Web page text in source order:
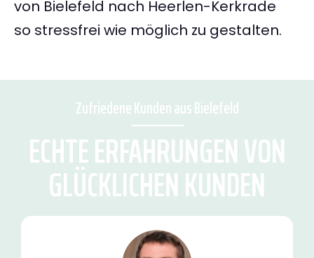
von Bielefeld nach Heerlen-Kerkrade
so stressfrei wie möglich zu gestalten.
Zufriedene Kunden aus Bielefeld
ECHTE ERFAHRUNGEN VON
GLÜCKLICHEN KUNDEN